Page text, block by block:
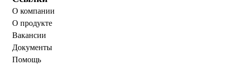
О компании
О продукте
Вакансии
Документы
Помощь